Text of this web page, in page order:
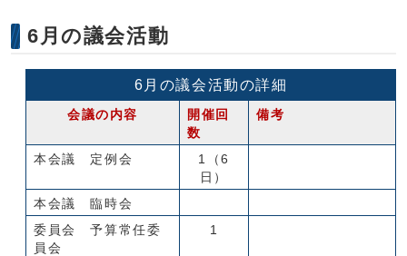
6月の議会活動
6月の議会活動の詳細
会議の内容
開催回
数
備考
本会議 定例会
1（6
日）
本会議 臨時会
委員会 予算常任委
員会
1